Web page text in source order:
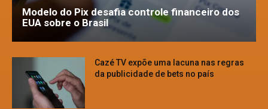
Modelo do Pix desafia controle financeiro dos
EUA sobre o Brasil
Cazé TV expõe uma lacuna nas regras
da publicidade de bets no país